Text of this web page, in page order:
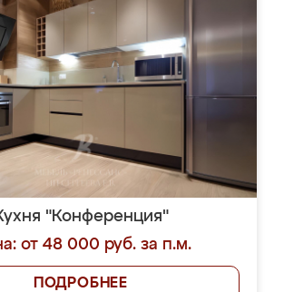
"Конференция"
от 48 000 руб. за п.м.
ПОДРОБНЕЕ